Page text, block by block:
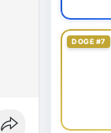
DOGE #7